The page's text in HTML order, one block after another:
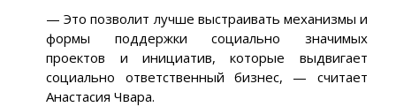
— Это позволит лучше выстраивать механизмы и
формы поддержки социально значимых
проектов и инициатив, которые выдвигает
социально ответственный бизнес, — считает
Анастасия Чвара.